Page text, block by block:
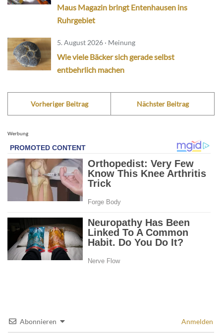
Maus Magazin bringt Entenhausen ins
Ruhrgebiet
5. August 2026 · Meinung
Wie viele Bäcker sich gerade selbst
entbehrlich machen
Vorheriger Beitrag Nächster Beitrag
Werbung
Abonnieren Anmelden